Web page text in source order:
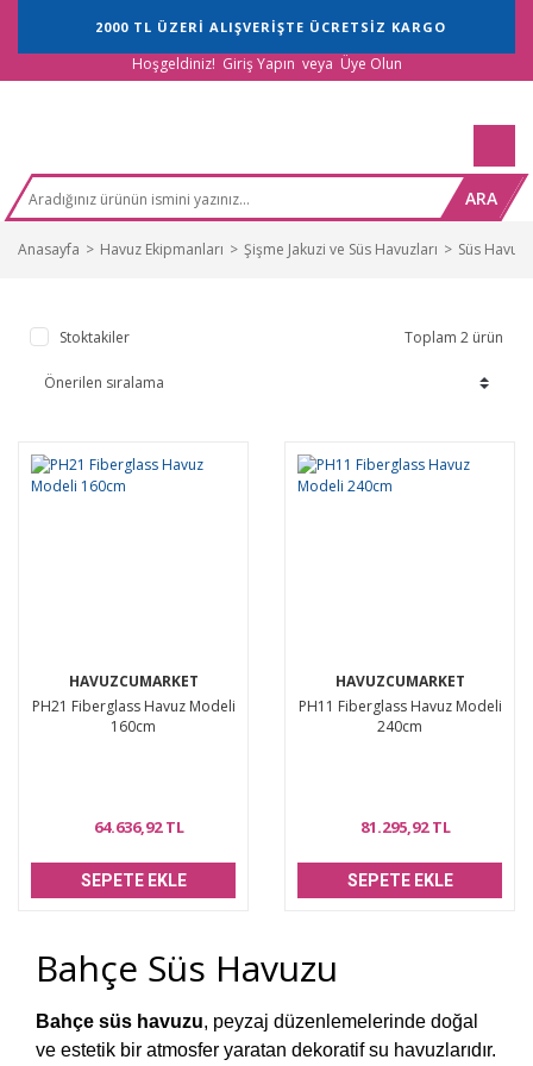
2000 TL ÜZERİ ALIŞVERİŞTE ÜCRETSİZ KARGO
Hoşgeldiniz! Giriş Yapın veya Üye Olun
ARA
Anasayfa Havuz Ekipmanları Şişme Jakuzi ve Süs Havuzları Süs
Stoktakiler Toplam 2 ürün
HAVUZCUMARKET
PH21 Fiberglass Havuz Modeli
160cm
64.636,92 TL
SEPETE EKLE
HAVUZCUMARKET
PH11 Fiberglass Havuz Modeli
240cm
81.295,92 TL
SEPETE EKLE
Bahçe Süs Havuzu
Bahçe süs havuzu, peyzaj düzenlemelerinde doğal
ve estetik bir atmosfer yaratan dekoratif su havuzlarıdır.